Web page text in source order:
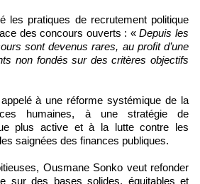
les pratiques de recrutement politique
des concours ouverts : «Depuis les
sont devenus rares, au profit d’une
non fondés sur des critères objectifs
à une réforme systémique de la
humaines, à une stratégie de
plus active et à la lutte contre les
saignées des finances publiques.
Ousmane Sonko veut refonder
sur des bases solides, équitables et